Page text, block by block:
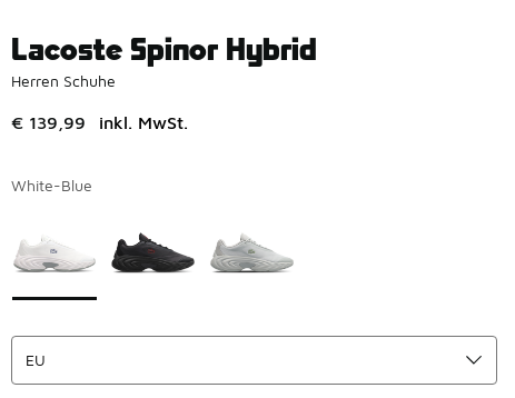
Lacoste Spinor Hybrid
Herren Schuhe
€ 139,99 inkl. MwSt.
White-Blue